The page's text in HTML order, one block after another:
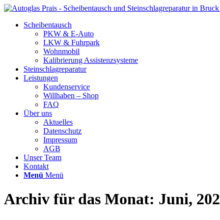
Scheibentausch
PKW & E-Auto
LKW & Fuhrpark
Wohnmobil
Kalibrierung Assistenzsysteme
Steinschlagreparatur
Leistungen
Kundenservice
Willhaben – Shop
FAQ
Über uns
Aktuelles
Datenschutz
Impressum
AGB
Unser Team
Kontakt
Menü Menü
Archiv für das Monat: Juni,